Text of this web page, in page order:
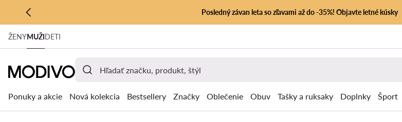
PREJSŤ NA HLAVNÝ OBSAH
PREJSŤ NA VYHĽADÁVANIE
Posledný závan leta so zľavami až do -35%! Objavte letné kúsky
ŽENYMUŽIDETI
Ponuky a akcie Nová kolekcia Bestsellery Značky Oblečenie Obuv Tašky a ruksaky Doplnky Šport